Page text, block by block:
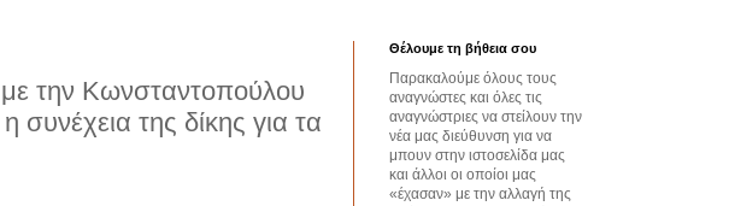
με την Κωνσταντοπούλου
της δίκης για τα
Θέλουμε τη βήθεια σου
Παρακαλούμε όλους τους
αναγνώστες και όλες τις
αναγνώστριες να στείλουν την
νέα μας διεύθυνση για να
μπουν στην ιστοσελίδα μας
και άλλοι οι οποίοι μας
«έχασαν» με την αλλαγή της